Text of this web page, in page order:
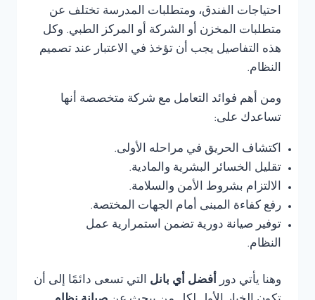
احتياجات الفندق، ومتطلبات المدرسة تختلف عن
متطلبات المخزن أو الشركة أو المركز الطبي. وكل
هذه التفاصيل يجب أن تؤخذ في الاعتبار عند تصميم
النظام.
ومن أهم فوائد التعامل مع شركة متخصصة أنها
تساعدك على:
اكتشاف الحريق في مراحله الأولى.
تقليل الخسائر البشرية والمادية.
الالتزام بشروط الأمن والسلامة.
رفع كفاءة المبنى أمام الجهات المختصة.
توفير صيانة دورية تضمن استمرارية عمل
النظام.
وهنا يأتي دور أفضل أي بانل التي تسعى دائمًا إلى أن